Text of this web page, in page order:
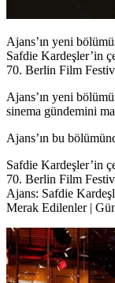
Ajans’ın yeni
Safdie Kardeşler’in
70. Berlin Film
Ajans’ın yeni
sinema gündemini
Ajans’ın bu
Safdie Kardeşler’in
70. Berlin Film
Ajans: Safdie
Merak Edilenler |